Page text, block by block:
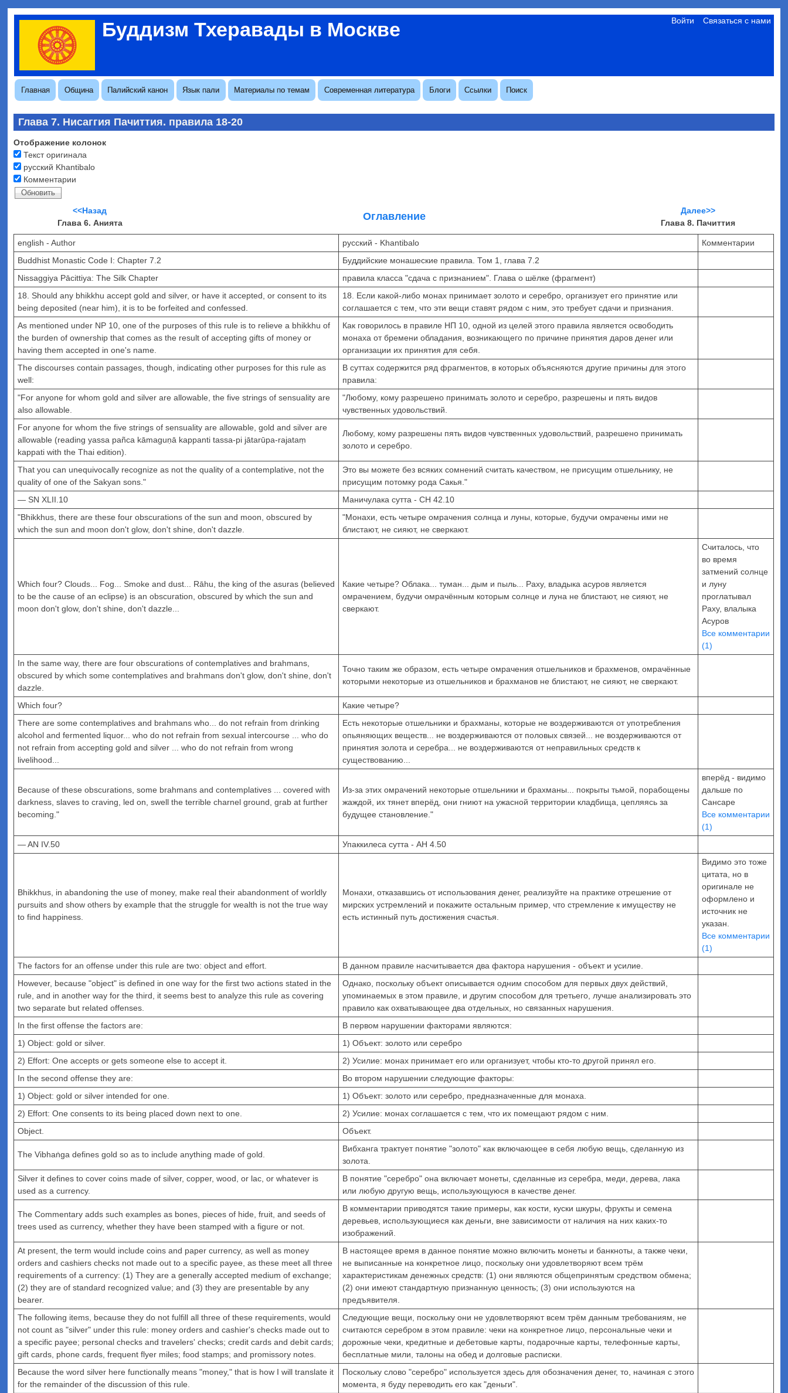
Перейти
основному
содержанию
Буддизм Тхеравады в Москве
Меню
учётной
записи
пользователя
Войти Связаться с нами
Основная
навигация
Главная Община Палийский канон Язык пали Материалы по темам Современная литература Блоги Ссылки Поиск
Глава 7. Нисаггия Пачиттия. правила 18-20
Отображение колонок
Текст оригинала
русский Khantibalo
Комментарии
<<Назад
Глава 6. Анията
Оглавление
Далее>>
Глава 8. Пачиттия
english - Author русский - Khantibalo
Комментарии
Buddhist Monastic Code I: Chapter 7.2
Буддийские монашеские правила. Том 1, глава 7.2
Nissaggiya Pācittiya: The Silk Chapter
правила класса "сдача с признанием". Глава о шёлке (фрагмент)
18. Should any bhikkhu accept gold and silver, or have it accepted, or consent to its
being deposited (near him), it is to be forfeited and confessed.
18. Если какой-либо монах принимает золото и серебро, организует его принятие или
соглашается с тем, что эти вещи ставят рядом с ним, это требует сдачи и признания.
As mentioned under NP 10, one of the purposes of this rule is to relieve a bhikkhu of
the burden of ownership that comes as the result of accepting gifts of money or
having them accepted in one's name.
Как говорилось в правиле НП 10, одной из целей этого правила является освободить
монаха от бремени обладания, возникающего по причине принятия даров денег или
организации их принятия для себя.
The discourses contain passages, though, indicating other purposes for this rule as
well:
В суттах содержится ряд фрагментов, в которых объясняются другие причины для этого
правила:
"For anyone for whom gold and silver are allowable, the five strings of sensuality are
also allowable.
"Любому, кому разрешено принимать золото и серебро, разрешены и пять видов
чувственных удовольствий.
For anyone for whom the five strings of sensuality are allowable, gold and silver are
allowable (reading yassa pañca kāmaguṇā kappanti tassa-pi jātarūpa-rajataṃ
kappati with the Thai edition).
Любому, кому разрешены пять видов чувственных удовольствий, разрешено принимать
золото и серебро.
That you can unequivocally recognize as not the quality of a contemplative, not the
quality of one of the Sakyan sons."
Это вы можете без всяких сомнений считать качеством, не присущим отшельнику, не
присущим потомку рода Сакья."
— SN XLII.10
Маничулака сутта - СН 42.10
"Bhikkhus, there are these four obscurations of the sun and moon, obscured by
which the sun and moon don't glow, don't shine, don't dazzle.
"Монахи, есть четыре омрачения солнца и луны, которые, будучи омрачены ими не
блистают, не сияют, не сверкают.
Which four? Clouds... Fog... Smoke and dust... Rāhu, the king of the asuras (believed
to be the cause of an eclipse) is an obscuration, obscured by which the sun and
moon don't glow, don't shine, don't dazzle...
Какие четыре? Облака... туман... дым и пыль... Раху, владыка асуров является
омрачением, будучи омрачённым которым солнце и луна не блистают, не сияют, не
сверкают.
Считалось, что
во время
затмений солнце
и луну
проглатывал
Раху, влалыка
Асуров
Все комментарии
(1)
In the same way, there are four obscurations of contemplatives and brahmans,
obscured by which some contemplatives and brahmans don't glow, don't shine, don't
dazzle.
Точно таким же образом, есть четыре омрачения отшельников и брахменов, омрачённые
которыми некоторые из отшельников и брахманов не блистают, не сияют, не сверкают.
Which four?
Какие четыре?
There are some contemplatives and brahmans who... do not refrain from drinking
alcohol and fermented liquor... who do not refrain from sexual intercourse ... who do
not refrain from accepting gold and silver ... who do not refrain from wrong
livelihood...
Есть некоторые отшельники и брахманы, которые не воздерживаются от употребления
опьяняющих веществ... не воздерживаются от половых связей... не воздерживаются от
принятия золота и серебра... не воздерживаются от неправильных средств к
существованию...
Because of these obscurations, some brahmans and contemplatives ... covered with
darkness, slaves to craving, led on, swell the terrible charnel ground, grab at further
becoming."
Из-за этих омрачений некоторые отшельники и брахманы... покрыты тьмой, порабощены
жаждой, их тянет вперёд, они гниют на ужасной территории кладбища, цепляясь за
будущее становление."
вперёд - видимо
дальше по
Сансаре
Все комментарии
(1)
— AN IV.50
Упаккилеса сутта - АН 4.50
Bhikkhus, in abandoning the use of money, make real their abandonment of worldly
pursuits and show others by example that the struggle for wealth is not the true way
to find happiness.
Монахи, отказавшись от использования денег, реализуйте на практике отрешение от
мирских устремлений и покажите остальным пример, что стремление к имуществу не
есть истинный путь достижения счастья.
Видимо это тоже
цитата, но в
оригинале не
оформлено и
источник не
указан.
Все комментарии
(1)
The factors for an offense under this rule are two: object and effort.
В данном правиле насчитывается два фактора нарушения - объект и усилие.
However, because "object" is defined in one way for the first two actions stated in the
rule, and in another way for the third, it seems best to analyze this rule as covering
two separate but related offenses.
Однако, поскольку объект описывается одним способом для первых двух действий,
упоминаемых в этом правиле, и другим способом для третьего, лучше анализировать это
правило как охватывающее два отдельных, но связанных нарушения.
In the first offense the factors are:
В первом нарушении факторами являются:
1) Object: gold or silver.
1) Объект: золото или серебро
2) Effort: One accepts or gets someone else to accept it.
2) Усилие: монах принимает его или организует, чтобы кто-то другой принял его.
In the second offense they are:
Во втором нарушении следующие факторы:
1) Object: gold or silver intended for one.
1) Объект: золото или серебро, предназначенные для монаха.
2) Effort: One consents to its being placed down next to one.
2) Усилие: монах соглашается с тем, что их помещают рядом с ним.
Object.
Объект.
The Vibhaṅga defines gold so as to include anything made of gold.
Вибханга трактует понятие "золото" как включающее в себя любую вещь, сделанную из
золота.
Silver it defines to cover coins made of silver, copper, wood, or lac, or whatever is
used as a currency.
В понятие "серебро" она включает монеты, сделанные из серебра, меди, дерева, лака
или любую другую вещь, использующуюся в качестве денег.
The Commentary adds such examples as bones, pieces of hide, fruit, and seeds of
trees used as currency, whether they have been stamped with a figure or not.
В комментарии приводятся такие примеры, как кости, куски шкуры, фрукты и семена
деревьев, использующиеся как деньги, вне зависимости от наличия на них каких-то
изображений.
At present, the term would include coins and paper currency, as well as money
orders and cashiers checks not made out to a specific payee, as these meet all three
requirements of a currency: (1) They are a generally accepted medium of exchange;
(2) they are of standard recognized value; and (3) they are presentable by any
bearer.
В настоящее время в данное понятие можно включить монеты и банкноты, а также чеки,
не выписанные на конкретное лицо, поскольку они удовлетворяют всем трём
характеристикам денежных средств: (1) они являются общепринятым средством обмена;
(2) они имеют стандартную признанную ценность; (3) они используются на
предъявителя.
The following items, because they do not fulfill all three of these requirements, would
not count as "silver" under this rule: money orders and cashier's checks made out to
a specific payee; personal checks and travelers' checks; credit cards and debit cards;
gift cards, phone cards, frequent flyer miles; food stamps; and promissory notes.
Следующие вещи, поскольку они не удовлетворяют всем трём данным требованиям, не
считаются серебром в этом правиле: чеки на конкретное лицо, персональные чеки и
дорожные чеки, кредитные и дебетовые карты, подарочные карты, телефонные карты,
бесплатные мили, талоны на обед и долговые расписки.
Because the word silver here functionally means "money," that is how I will translate it
for the remainder of the discussion of this rule.
Поскольку слово "серебро" используется здесь для обозначения денег, то, начиная с этого
момента, я буду переводить его как "деньги".